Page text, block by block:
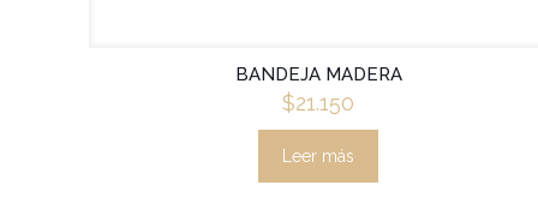
BANDEJA MADERA
$21.150
Leer más